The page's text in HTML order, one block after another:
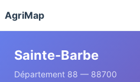
AgriMap
Sainte-Barbe
Département 88 — 88700